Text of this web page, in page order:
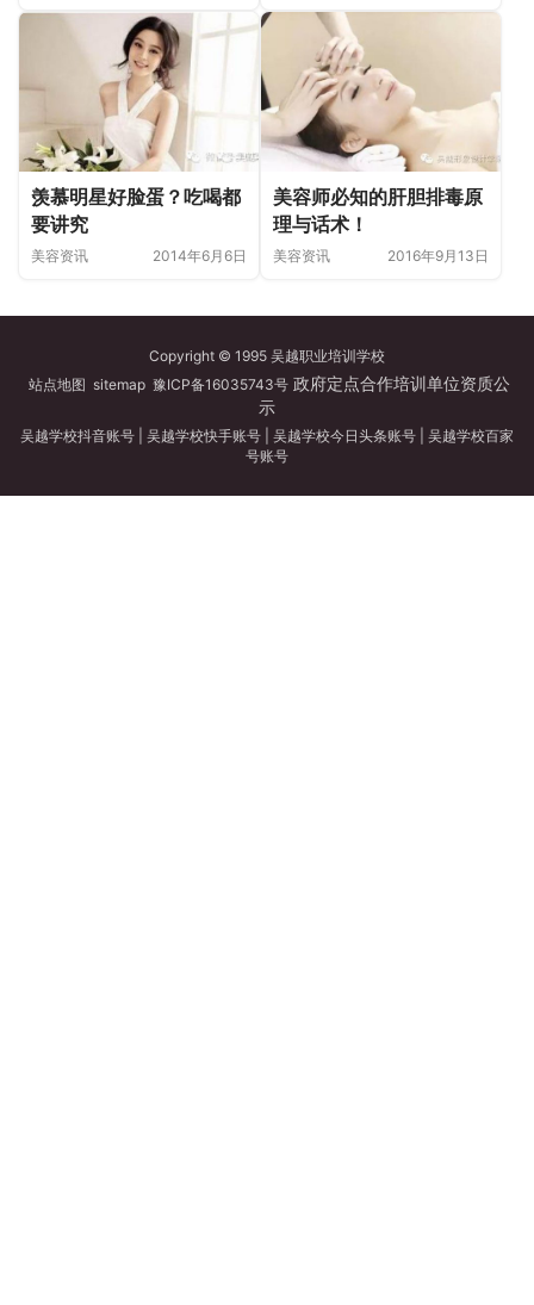
羡慕明星好脸蛋？吃喝都
要讲究
美容资讯 2014年6月6日
美容师必知的肝胆排毒原
理与话术！
美容资讯 2016年9月13日
Copyright © 1995 吴越职业培训学校
站点地图 sitemap 豫ICP备16035743号政府定点合作培训单位资质公
示
吴越学校抖音账号 吴越学校快手账号 吴越学校今日头条账号
吴越学校百家
号账号